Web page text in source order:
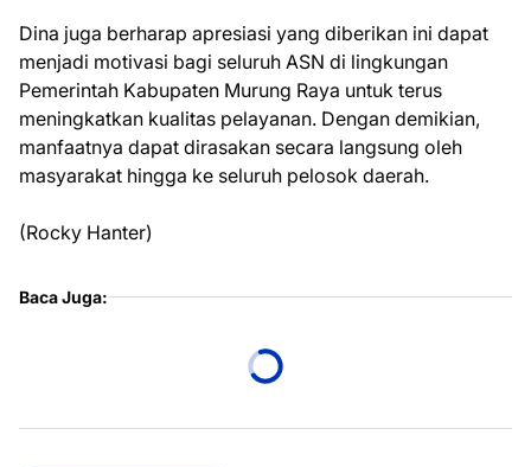
Dina juga berharap apresiasi yang diberikan ini dapat
menjadi motivasi bagi seluruh ASN di lingkungan
Pemerintah Kabupaten Murung Raya untuk terus
meningkatkan kualitas pelayanan. Dengan demikian,
manfaatnya dapat dirasakan secara langsung oleh
masyarakat hingga ke seluruh pelosok daerah.
(Rocky Hanter)
Baca Juga: